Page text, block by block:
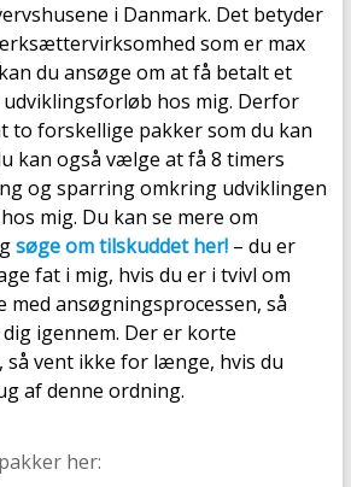
i Danmark. Det betyder
som er max
du ansøge om at få betalt et
hos mig. Derfor
to forskellige pakker som du kan
kan også vælge at få 8 timers
og sparring omkring udviklingen
mig. Du kan se mere om
søge om tilskuddet her! – du er
fat i mig, hvis du er i tvivl om
med ansøgningsprocessen, så
igennem. Der er korte
vent ikke for længe, hvis du
af denne ordning.
her: